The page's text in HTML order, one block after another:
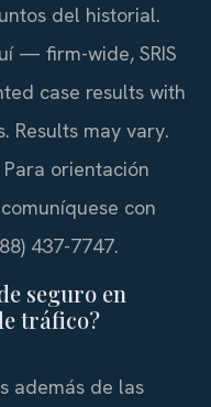
del historial.
— firm-wide, SRIS
case results with
Results may vary.
orientación
con
437-7747.
seguro en
tráfico?
además de las